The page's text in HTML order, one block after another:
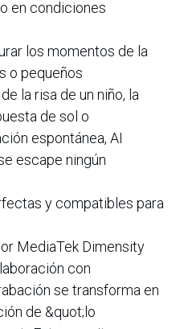
en condiciones
los momentos de la
o pequeños
la risa de un niño, la
de sol o
espontánea, AI
escape ningún
y compatibles para
MediaTek Dimensity
con
se transforma en
de &quot;lo